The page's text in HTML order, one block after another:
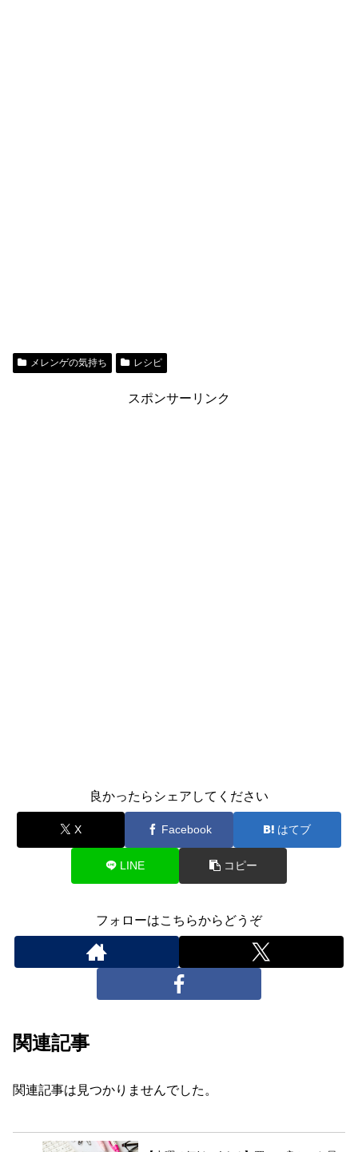
メレンゲの気持ち レシピ
スポンサーリンク
良かったらシェアしてください
X Facebook はてブ
LINE コピー
フォローはこちらからどうぞ
関連記事
関連記事は見つかりませんでした。